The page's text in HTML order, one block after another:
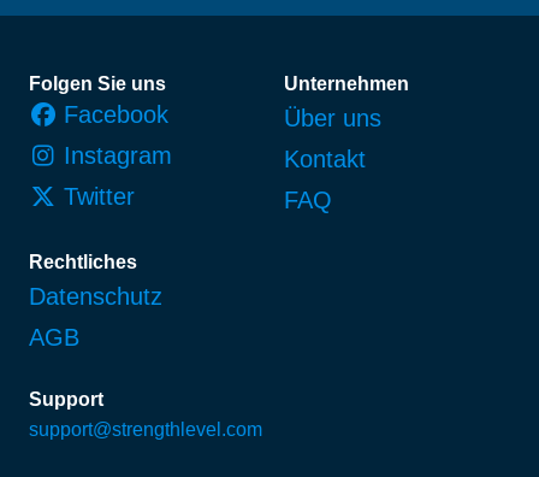
Fußzeile
Folgen Sie uns
Facebook
Instagram
Twitter
Unternehmen
Über uns
Kontakt
FAQ
Rechtliches
Datenschutz
AGB
Support
support@strengthlevel.com